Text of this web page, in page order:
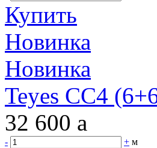
Купить
Новинка
Новинка
Teyes CC4
32 600 a
- + м